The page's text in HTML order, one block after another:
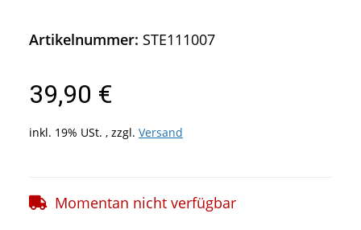
Artikelnummer: STE111007
39,90 €
inkl. 19% USt. , zzgl. Versand
Momentan nicht verfügbar